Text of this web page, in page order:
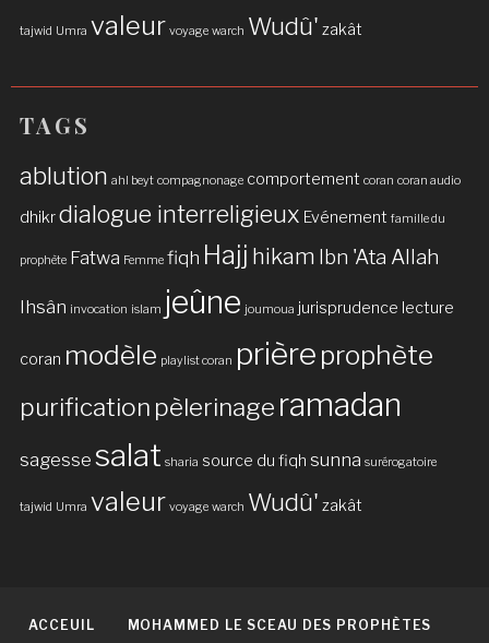
tajwid Umra valeur voyage warch Wudû' zakât
TAGS
ablution ahl beyt compagnonage comportement coran coran audio
dhikrdialogue interreligieux Evénement famille du
prophète Fatwa Femme fiqh Hajj hikam Ibn 'Ata Allah
Ihsân invocation islam jeûne joumoua jurisprudence lecture
coran modèle playlist coran prière prophète
purification pèlerinage ramadan
sagesse salat sharia source du fiqh sunna surérogatoire
tajwid Umra valeur voyage warch Wudû' zakât
ACCEUIL MOHAMMED LE SCEAU DES PROPHÈTES